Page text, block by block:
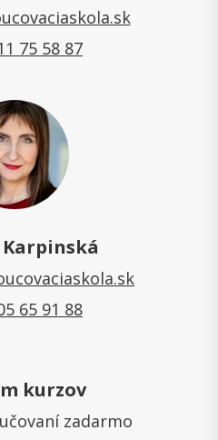
75 58 87
65 91 88
kurzov
zadarmo